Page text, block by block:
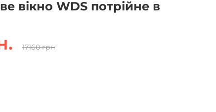
вікно WDS потрійне в
17160 грн